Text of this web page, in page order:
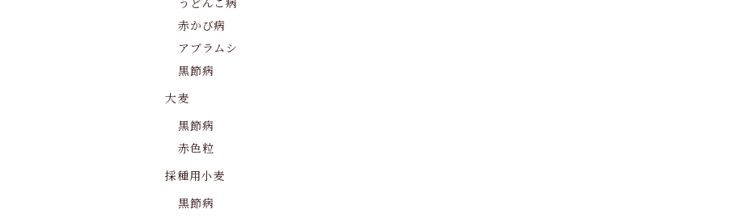
うどんこ病
赤かび病
アブラムシ
黒節病
大麦
黒節病
赤色粒
採種用小麦
黒節病